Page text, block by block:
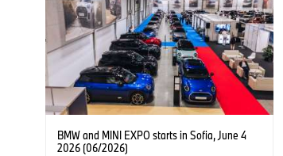
BMW and MINI EXPO starts in Sofia, June 4
2026 (06/2026)